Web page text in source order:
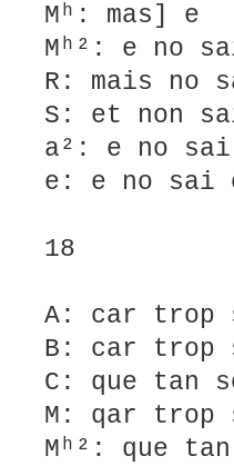
Mʰ: mas] e
Mʰ²: e no
R: mais no
S: et non
a²: e no
e: e no sai
18
A: car trop
B: car trop
C: que tan
M: qar trop
Mʰ²: que